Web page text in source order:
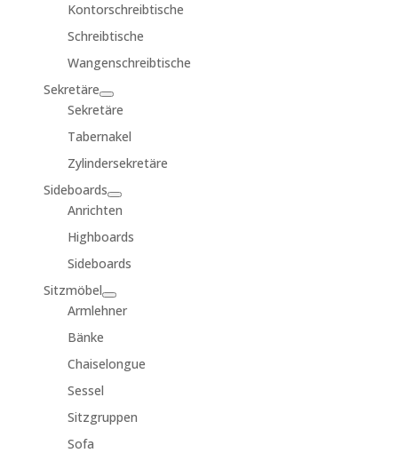
Kontorschreibtische
Schreibtische
Wangenschreibtische
Sekretäre
Sekretäre
Tabernakel
Zylindersekretäre
Sideboards
Anrichten
Highboards
Sideboards
Sitzmöbel
Armlehner
Bänke
Chaiselongue
Sessel
Sitzgruppen
Sofa